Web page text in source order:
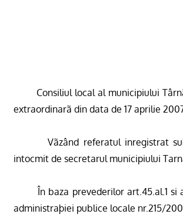
Consiliul local al municipiului
extraordinarã din data de 17 aprilie
Vãzând referatul inregistrat
intocmit de secretarul municipiului
În baza prevederilor art.45.al.1 si
administraþiei publice locale nr.215/